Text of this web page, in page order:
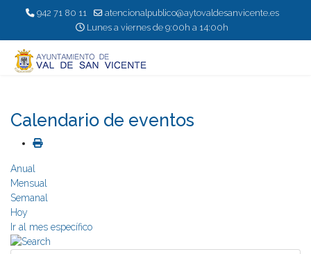
942 71 80 11
atencionalpublico@aytovaldesanvicente.es
Lunes a viernes de 9:00h a 14:00h
Calendario de eventos
Anual
Mensual
Semanal
Hoy
Ir al mes específico